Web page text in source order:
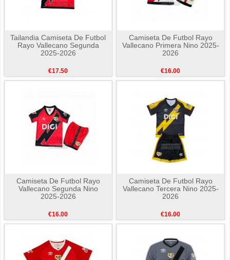
Tailandia Camiseta De Futbol
Rayo Vallecano Segunda
2025-2026
€17.50
Camiseta De Futbol Rayo
Vallecano Primera Nino 2025-
2026
€16.00
Camiseta De Futbol Rayo
Vallecano Segunda Nino
2025-2026
€16.00
Camiseta De Futbol Rayo
Vallecano Tercera Nino 2025-
2026
€16.00